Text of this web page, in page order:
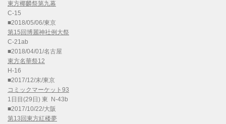
東方椰麟祭第九幕
C-15
■2018/05/06/東京
第15回博麗神社例大祭
C-21ab
■2018/04/01/名古屋
東方名華祭12
H-16
■2017/12/末/東京
コミックマーケット93
1日目(29日) 東 N-43b
■2017/10/22/大阪
第13回東方紅楼夢